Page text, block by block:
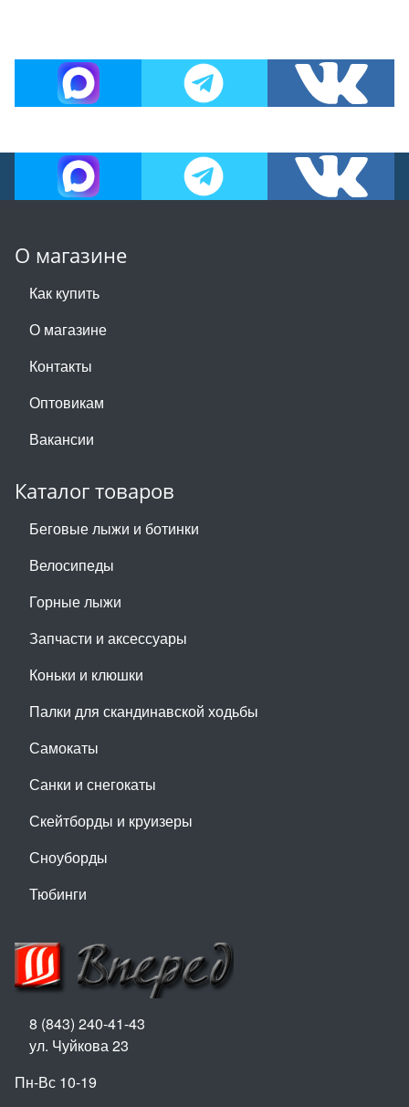
О магазине
Как купить
О магазине
Контакты
Оптовикам
Вакансии
Каталог товаров
Беговые лыжи и ботинки
Велосипеды
Горные лыжи
Запчасти и аксессуары
Коньки и клюшки
Палки для скандинавской ходьбы
Самокаты
Санки и снегокаты
Скейтборды и круизеры
Сноуборды
Тюбинги
8 (843) 240-41-43
ул. Чуйкова 23
Пн-Вс 10-19